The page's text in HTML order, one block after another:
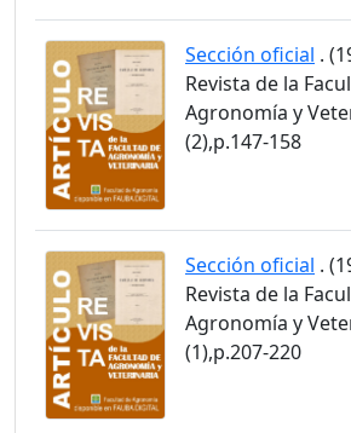
Sección oficial .
Revista de la
Agronomía y
(2),p.147-158
Sección oficial .
Revista de la
Agronomía y
(1),p.207-220